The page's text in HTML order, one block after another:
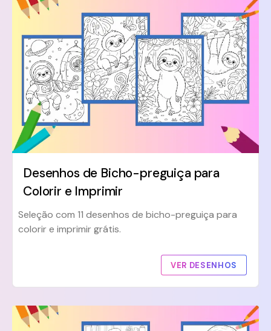
Desenhos de Bicho-preguiça para
Colorir e Imprimir
Seleção com 11 desenhos de bicho-preguiça para
colorir e imprimir grátis.
VER DESENHOS